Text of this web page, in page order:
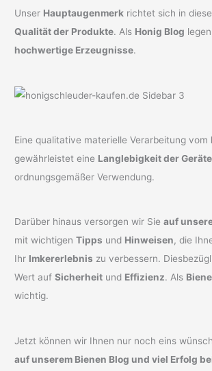
Unser Hauptaugenmerk richtet sich in
Qualität der Produkte. Als Honig Blog
hochwertige Erzeugnisse.
Eine qualitative materielle Verarbeitung vom
gewährleistet eine Langlebigkeit der Geräte
ordnungsgemäßer Verwendung.
Darüber hinaus versorgen wir Sieauf
mit wichtigenTipps und Hinweisen, die
Ihr Imkererlebnis zu verbessern.
Wert aufSicherheit und Effizienz. Als
wichtig.
Jetzt können wir Ihnen nur noch eins
auf unserem Bienen Blog und viel Erfolg